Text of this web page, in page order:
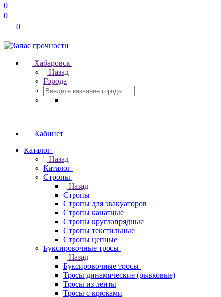
0
0
0
Хабаровск
Назад
Города
Кабинет
Каталог
Назад
Каталог
Стропы
Назад
Стропы
Стропы для эвакуаторов
Стропы канатные
Стропы круглопрядные
Стропы текстильные
Стропы цепные
Буксировочные тросы
Назад
Буксировочные тросы
Тросы динамические (рывковые)
Тросы из ленты
Тросы с крюками